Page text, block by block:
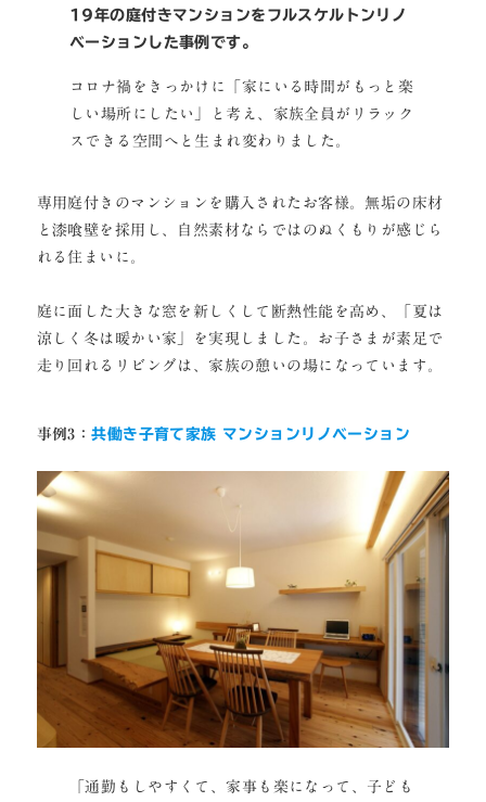
19年の庭付きマンションをフルスケルトンリノ
ベーションした事例です。
コロナ禍をきっかけに「家にいる時間がもっと楽
しい場所にしたい」と考え、家族全員がリラック
スできる空間へと生まれ変わりました。
専用庭付きのマンションを購入されたお客様。無垢の床材
と漆喰壁を採用し、自然素材ならではのぬくもりが感じら
れる住まいに。
庭に面した大きな窓を新しくして断熱性能を高め、「夏は
涼しく冬は暖かい家」を実現しました。お子さまが素足で
走り回れるリビングは、家族の憩いの場になっています。
事例3：共働き子育て家族 マンションリノベーション
「通勤もしやすくて、家事も楽になって、子ども